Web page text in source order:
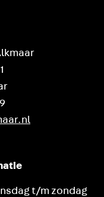
t/m zondag